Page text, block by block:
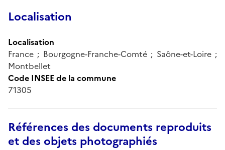
Localisation
Localisation
France ; Bourgogne-Franche-Comté ; Saône-et-Loire ;
Montbellet
Code INSEE de la commune
71305
Références des documents reproduits
et des objets photographiés